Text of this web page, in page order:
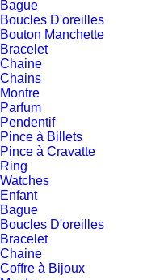
Bague
Boucles D'oreilles
Bouton Manchette
Bracelet
Chaine
Chains
Montre
Parfum
Pendentif
Pince à Billets
Pince à Cravatte
Ring
Watches
Enfant
Bague
Boucles D'oreilles
Bracelet
Chaine
Coffre à Bijoux